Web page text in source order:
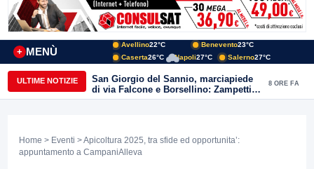
MENÙ
+
Avellino22°C Benevento23°C
Caserta26°C Napoli27°C Salerno27°C
ULTIME NOTIZIE
San Giorgio del Sannio, marciapiede
di via Falcone e Borsellino: Zampetti e
Lombardi replicano alle polemiche
8 ORE FA
Home > Eventi > Apicoltura 2025, tra sfide ed opportunita’:
appuntamento a CampaniAlleva